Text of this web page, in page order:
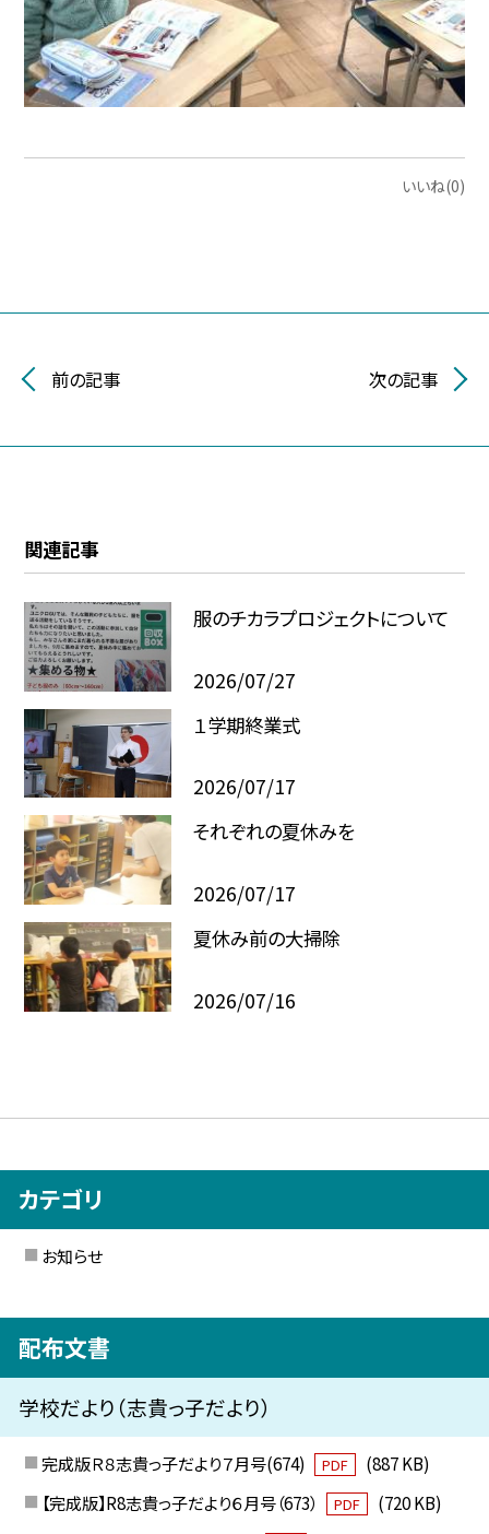
いいね(0)
前の記事 次の記事
関連記事
服のチカラプロジェクトについて
2026/07/27
１学期終業式
2026/07/17
それぞれの夏休みを
2026/07/17
夏休み前の大掃除
2026/07/16
カテゴリ
お知らせ
配布文書
学校だより（志貴っ子だより）
完成版Ｒ８志貴っ子だより７月号(674) PDF
(887 KB)
【完成版】R8志貴っ子だより６月号（673）
PDF
(720 KB)